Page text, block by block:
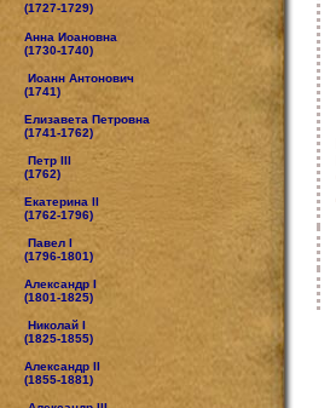
(1727-1729)
Анна Иоановна
(1730-1740)
Иоанн Антонович
(1741)
Елизавета Петровна
(1741-1762)
Петр III
(1762)
Екатерина II
(1762-1796)
Павел I
(1796-1801)
Александр I
(1801-1825)
Николай I
(1825-1855)
Александр II
(1855-1881)